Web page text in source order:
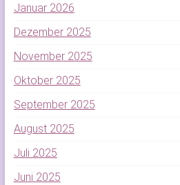
Januar 2026
Dezember 2025
November 2025
Oktober 2025
September 2025
August 2025
Juli 2025
Juni 2025